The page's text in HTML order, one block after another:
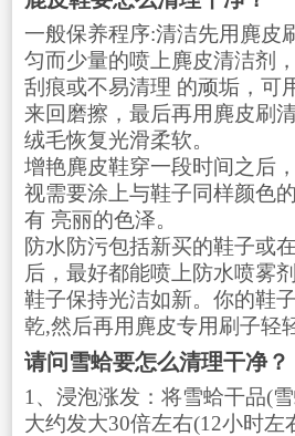
一般保养程序:清洁先用麂皮
匀而少量的喷上麂皮清洁剂
刮痕或不易清理 的顽垢，可
来回磨擦，最后再用麂皮刷
绒毛恢复光滑柔软。
增艳麂皮鞋穿一段时间之后
视需要涂上与鞋子同样颜色
有 亮丽的色泽。
防水防污包括新买的鞋子或
后，最好都能喷上防水喷雾
鞋子保持光洁如新。你的鞋
乾,然后再用麂皮专用刷子轻
请问雪蛤要怎么清理干净？
1、浸泡涨发：将雪蛤干品(
大约发大30倍左右(12小时左